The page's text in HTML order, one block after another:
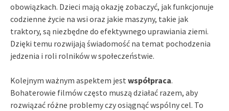
obowiązkach. Dzieci mają okazję zobaczyć, jak funkcjonuje
codzienne życie na wsi oraz jakie maszyny, takie jak
traktory, są niezbędne do efektywnego uprawiania ziemi.
Dzięki temu rozwijają świadomość na temat pochodzenia
jedzenia i roli rolników w społeczeństwie.
Kolejnym ważnym aspektem jest współpraca.
Bohaterowie filmów często muszą działać razem, aby
rozwiązać różne problemy czy osiągnąć wspólny cel. To